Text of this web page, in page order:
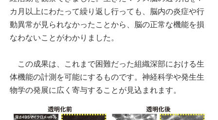
カ月以上にわたって繰り返し行っても、脳内の炎症や行
動異常が見られなかったことから、脳の正常な機能を損
なわないことがわかりました。
この成果は、これまで困難だった組織深部における生
体機能の計測を可能にするものです。神経科学や発生生
物学の発展に広く寄与することが見込まれます。